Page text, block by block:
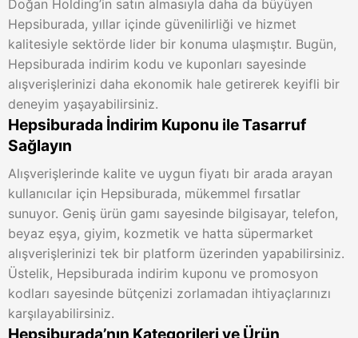
Doğan Holding’in satın almasıyla daha da büyüyen
Hepsiburada, yıllar içinde güvenilirliği ve hizmet
kalitesiyle sektörde lider bir konuma ulaşmıştır. Bugün,
Hepsiburada indirim kodu ve kuponları sayesinde
alışverişlerinizi daha ekonomik hale getirerek keyifli bir
deneyim yaşayabilirsiniz.
Hepsiburada İndirim Kuponu ile Tasarruf
Sağlayın
Alışverişlerinde kalite ve uygun fiyatı bir arada arayan
kullanıcılar için Hepsiburada, mükemmel fırsatlar
sunuyor. Geniş ürün gamı sayesinde bilgisayar, telefon,
beyaz eşya, giyim, kozmetik ve hatta süpermarket
alışverişlerinizi tek bir platform üzerinden yapabilirsiniz.
Üstelik, Hepsiburada indirim kuponu ve promosyon
kodları sayesinde bütçenizi zorlamadan ihtiyaçlarınızı
karşılayabilirsiniz.
Hepsiburada’nın Kategorileri ve Ürün